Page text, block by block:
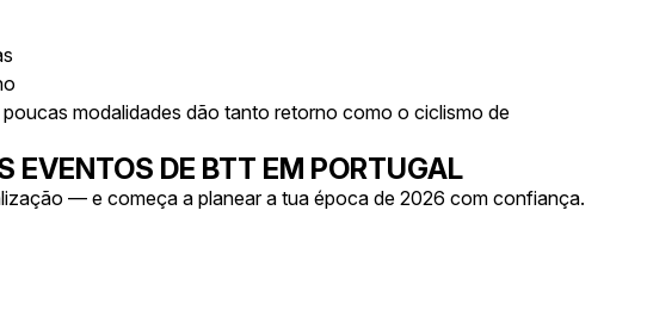
modalidades dão tanto retorno como o ciclismo de
EVENTOS DE BTT EM PORTUGAL
— e começa a planear a tua época de 2026 com confiança.